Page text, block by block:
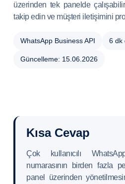
üzerinden tek panelde
takip edin ve müşteri iletişimini
WhatsApp Business API 6 dk
Güncelleme: 15.06.2026
Kısa Cevap
Çok kullanıcılı
numarasının birden fazla
panel üzerinden